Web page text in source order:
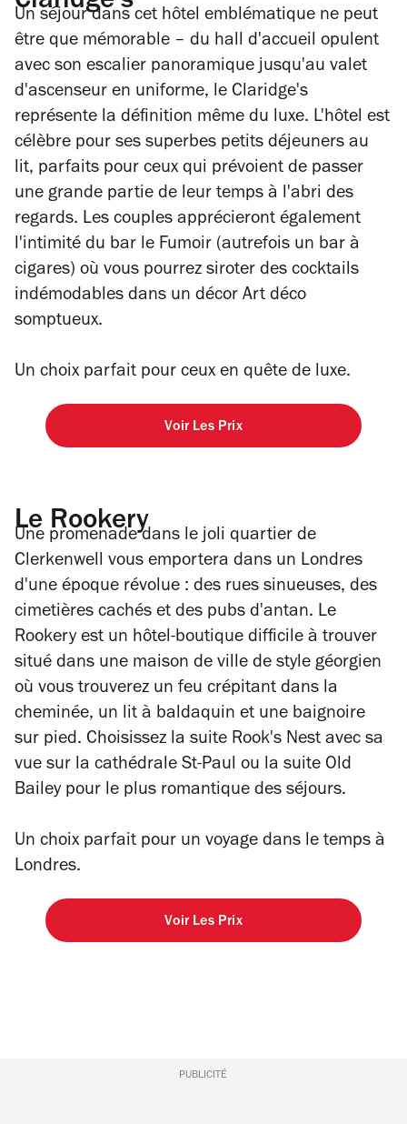
Un séjour dans cet hôtel emblématique ne peut
être que mémorable – du hall d'accueil opulent
avec son escalier panoramique jusqu'au valet
d'ascenseur en uniforme, le Claridge's
représente la définition même du luxe. L'hôtel est
célèbre pour ses superbes petits déjeuners au
lit, parfaits pour ceux qui prévoient de passer
une grande partie de leur temps à l'abri des
regards. Les couples apprécieront également
l'intimité du bar le Fumoir (autrefois un bar à
cigares) où vous pourrez siroter des cocktails
indémodables dans un décor Art déco
somptueux.
Un choix parfait pour ceux en quête de luxe.
Voir Les Prix
Le Rookery
Une promenade dans le joli quartier de
Clerkenwell vous emportera dans un Londres
d'une époque révolue : des rues sinueuses, des
cimetières cachés et des pubs d'antan. Le
Rookery est un hôtel-boutique difficile à trouver
situé dans une maison de ville de style géorgien
où vous trouverez un feu crépitant dans la
cheminée, un lit à baldaquin et une baignoire
sur pied. Choisissez la suite Rook's Nest avec sa
vue sur la cathédrale St-Paul ou la suite Old
Bailey pour le plus romantique des séjours.
Un choix parfait pour un voyage dans le temps à
Londres.
Voir Les Prix
PUBLICITÉ